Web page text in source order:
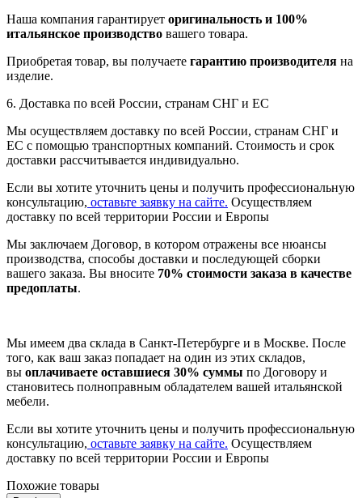
Наша компания гарантирует оригинальность и 100%
итальянское производство вашего товара.
Приобретая товар, вы получаете гарантию производителя на
изделие.
6. Доставка по всей России, странам СНГ и ЕС
Мы осуществляем доставку по всей России, странам СНГ и
ЕС с помощью транспортных компаний. Стоимость и срок
доставки рассчитывается индивидуально.
Если вы хотите уточнить цены и получить профессиональную
консультацию, оставьте заявку на сайте. Осуществляем
доставку по всей территории России и Европы
Мы заключаем Договор, в котором отражены все нюансы
производства, способы доставки и последующей сборки
вашего заказа. Вы вносите 70% стоимости заказа в качестве
предоплаты.
Мы имеем два склада в Санкт-Петербурге и в Москве. После
того, как ваш заказ попадает на один из этих складов,
вы оплачиваете оставшиеся 30% суммы по Договору и
становитесь полноправным обладателем вашей итальянской
мебели.
Если вы хотите уточнить цены и получить профессиональную
консультацию, оставьте заявку на сайте. Осуществляем
доставку по всей территории России и Европы
Похожие товары